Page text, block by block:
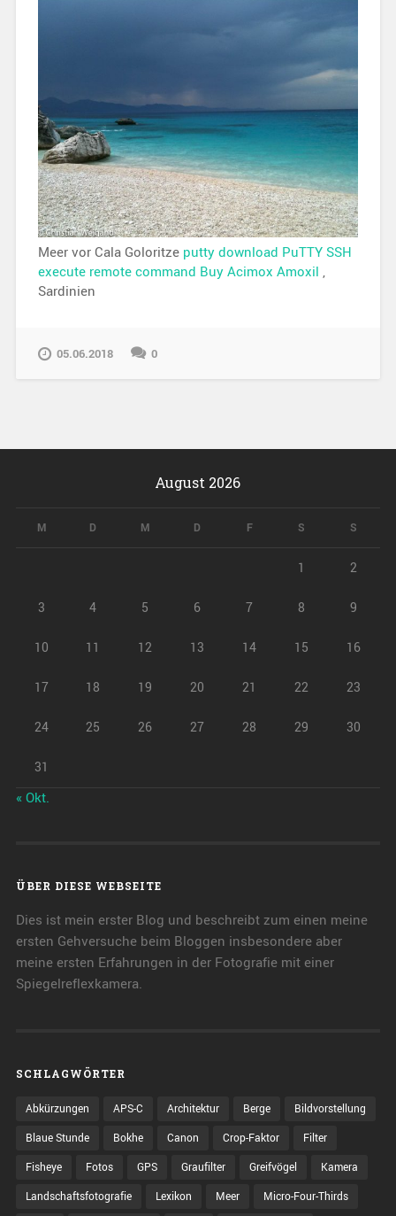
Meer vor Cala Goloritze putty download PuTTY SSH
execute remote command Buy Acimox Amoxil ,
Sardinien
05.06.2018 0
August 2026
M D M D F S S
1 2
3 4 5 6 7 8 9
10 11 12 13 14 15 16
17 18 19 20 21 22 23
24 25 26 27 28 29 30
31
« Okt.
ÜBER DIESE WEBSEITE
Dies ist mein erster Blog und beschreibt zum einen meine
ersten Gehversuche beim Bloggen insbesondere aber
meine ersten Erfahrungen in der Fotografie mit einer
Spiegelreflexkamera.
SCHLAGWÖRTER
Abkürzungen APS-C Architektur Berge
Bildvorstellung
Blaue Stunde
Bokhe Canon Crop-Faktor
Filter
Fisheye
Fotos GPS Graufilter Greifvögel
Kamera
Landschaftsfotografie
Lexikon Meer Micro-Four-Thirds